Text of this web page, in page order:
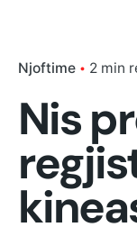
Njoftime 2 min
Nis